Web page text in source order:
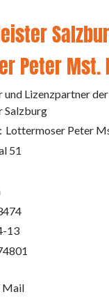
Peter Mst.
Lizenzpartner
Salzburg
Lottermoser Peter
51
13
Mail